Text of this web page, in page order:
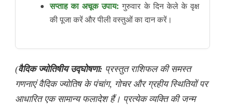
सप्ताह का अचूक उपाय: गुरुवार के दिन केले के वृक्ष
की पूजा करें और पीली वस्तुओं का दान करें।
(वैदिक ज्योतिषीय उद्घोषणा: प्रस्तुत राशिफल की समस्त
गणनाएं वैदिक ज्योतिष के पंचांग, गोचर और ग्रहीय स्थितियों पर
आधारित एक सामान्य फलादेश हैं। प्रत्येक व्यक्ति की जन्म